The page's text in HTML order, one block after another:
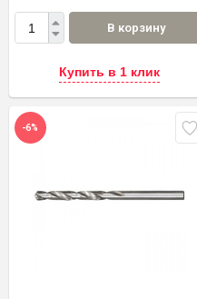
В корзину
Купить в 1 клик
-6%